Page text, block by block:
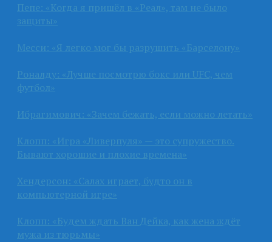
Пепе: «Когда я пришёл в «Реал», там не было
защиты»
Месси: «Я легко мог бы разрушить «Барселону»
Роналду: «Лучше посмотрю бокс или UFC, чем
футбол»
Ибрагимович: «Зачем бежать, если можно летать»
Клопп: «Игра «Ливерпуля» — это супружество.
Бывают хорошие и плохие времена»
Хендерсон: «Салах играет, будто он в
компьютерной игре»
Клопп: «Будем ждать Ван Дейка, как жена ждёт
мужа из тюрьмы»